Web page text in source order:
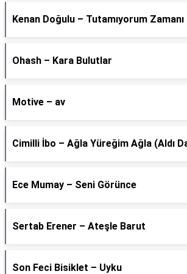
Kenan Doğulu – Tutamıyorum
Ohash – Kara Bulutlar
Motive – av
Cimilli İbo – Ağla Yüreğim Ağla (Aldı
Ece Mumay – Seni Görünce
Sertab Erener – Ateşle Barut
Son Feci Bisiklet – Uyku